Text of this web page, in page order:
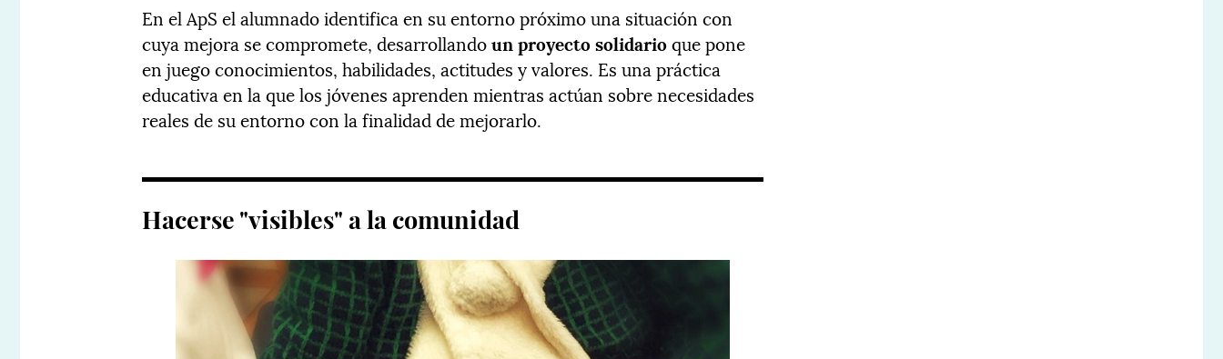
En el ApS el alumnado identifica en su entorno próximo una situación con
cuya mejora se compromete, desarrollandoun proyecto solidarioque pone
en juego conocimientos, habilidades, actitudes y valores. Es una práctica
educativa en la que los jóvenes aprenden mientras actúan sobre necesidades
reales de su entorno con la finalidad de mejorarlo.
Hacerse "visibles" a la comunidad